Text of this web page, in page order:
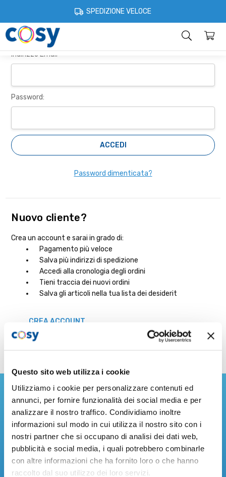
Questo sito web utilizza i cookie
Utilizziamo i cookie per personalizzare contenuti ed
annunci, per fornire funzionalità dei social media e per
analizzare il nostro traffico. Condividiamo inoltre
informazioni sul modo in cui utilizza il nostro sito con i
nostri partner che si occupano di analisi dei dati web,
pubblicità e social media, i quali potrebbero combinarle
con altre informazioni che ha fornito loro o che hanno
raccolto dal suo utilizzo dei loro servizi.
SPEDIZIONE VELOCE
Accedi
Indirizzo Email
Password:
Password dimenticata?
Nuovo cliente?
Crea un account e sarai in grado di:
Pagamento più veloce
Salva più indirizzi di spedizione
Accedi alla cronologia degli ordini
Tieni traccia dei nuovi ordini
Salva gli articoli nella tua lista dei desiderit
CREA ACCOUNT
Iscriviti alla nostra Newsletter
Resta sempre aggiornato sulle ultime novità dal mondo
Indirizzo
Email
Account Contatti Informazioni